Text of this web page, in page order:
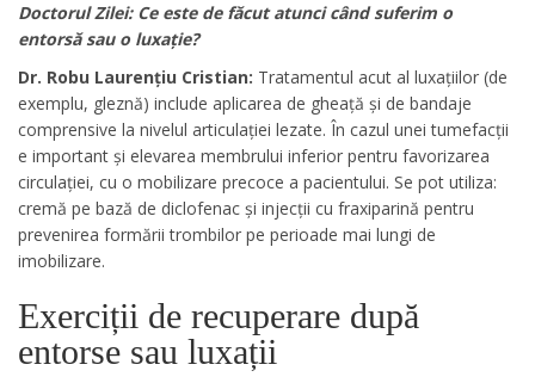
Doctorul Zilei: Ce este de făcut atunci când suferim o
entorsă sau o luxație?
Dr. Robu Laurențiu Cristian: Tratamentul acut al luxațiilor (de
exemplu, gleznă) include aplicarea de gheață și de bandaje
comprensive la nivelul articulației lezate. În cazul unei tumefacții
e important și elevarea membrului inferior pentru favorizarea
circulației, cu o mobilizare precoce a pacientului. Se pot utiliza:
cremă pe bază de diclofenac și injecții cu fraxiparină pentru
prevenirea formării trombilor pe perioade mai lungi de
imobilizare.
Exerciții de recuperare după
entorse sau luxații